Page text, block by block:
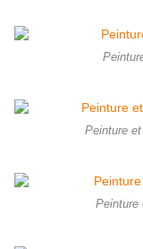
Peinture
Peinture